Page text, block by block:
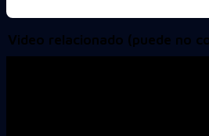
Video relacionado (puede no